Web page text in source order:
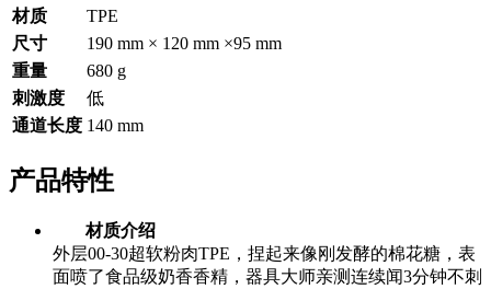
材质
TPE
尺寸
190 mm × 120 mm ×95 mm
重量
680 g
刺激度
低
通道长度 140 mm
产品特性
材质介绍
外层00-30超软粉肉TPE，捏起来像刚发酵的棉花糖，表
面喷了食品级奶香香精，器具大师亲测连续闻3分钟不刺